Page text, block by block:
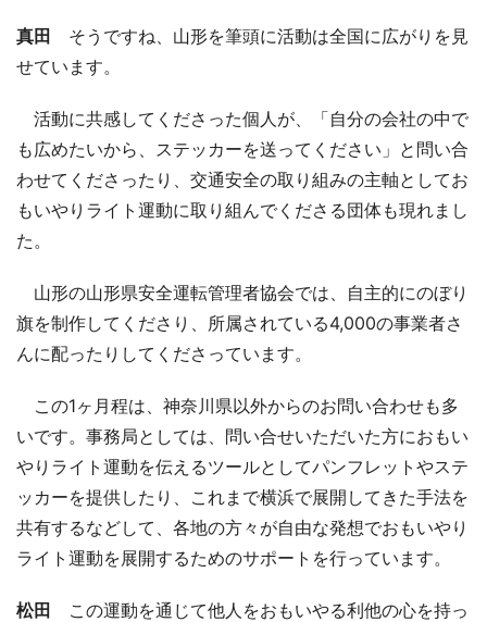
真田 そうですね、山形を筆頭に活動は全国に広がりを見
せています。
活動に共感してくださった個人が、「自分の会社の中で
も広めたいから、ステッカーを送ってください」と問い合
わせてくださったり、交通安全の取り組みの主軸としてお
もいやりライト運動に取り組んでくださる団体も現れまし
た。
山形の山形県安全運転管理者協会では、自主的にのぼり
旗を制作してくださり、所属されている4,000の事業者さ
んに配ったりしてくださっています。
この1ヶ月程は、神奈川県以外からのお問い合わせも多
いです。事務局としては、問い合せいただいた方におもい
やりライト運動を伝えるツールとしてパンフレットやステ
ッカーを提供したり、これまで横浜で展開してきた手法を
共有するなどして、各地の方々が自由な発想でおもいやり
ライト運動を展開するためのサポートを行っています。
松田 この運動を通じて他人をおもいやる利他の心を持っ